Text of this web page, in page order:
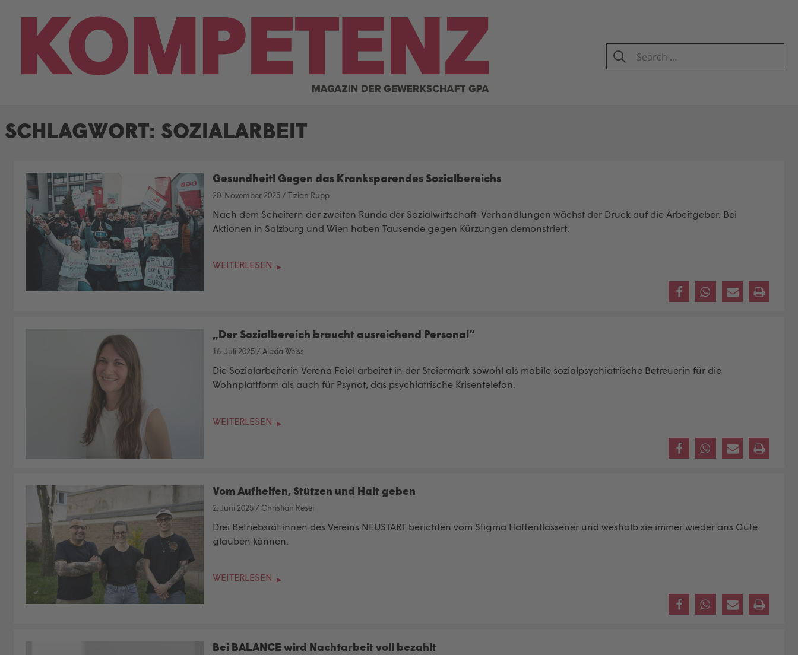
SEARCH
Search
for:
SCHLAGWORT: SOZIALARBEIT
Gesundheit! Gegen das Kranksparendes Sozialbereichs
20. November 2025 /Tizian Rupp
Nach dem Scheitern der zweiten Runde der Sozialwirtschaft-Verhandlungen wächst der Druck auf die Arbeitgeber. Bei
Aktionen in Salzburg und Wien haben Tausende gegen Kürzungen demonstriert.
WEITERLESEN
„Der Sozialbereich braucht ausreichend Personal“
16. Juli 2025 /Alexia Weiss
Die Sozialarbeiterin Verena Feiel arbeitet in der Steiermark sowohl als mobile sozialpsychiatrische Betreuerin für die
Wohnplattform als auch für Psynot, das psychiatrische Krisentelefon.
WEITERLESEN
Vom Aufhelfen, Stützen und Halt geben
2. Juni 2025 / Christian Resei
Drei Betriebsrät:innen des Vereins NEUSTART berichten vom Stigma Haftentlassener und weshalb sie immer wieder ans Gute
glauben können.
WEITERLESEN
Bei BALANCE wird Nachtarbeit voll bezahlt